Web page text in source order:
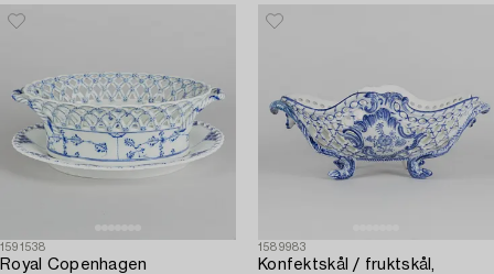
Copenhagen.
1591538
Royal Copenhagen
1589983
Konfektskål / fruktskål,